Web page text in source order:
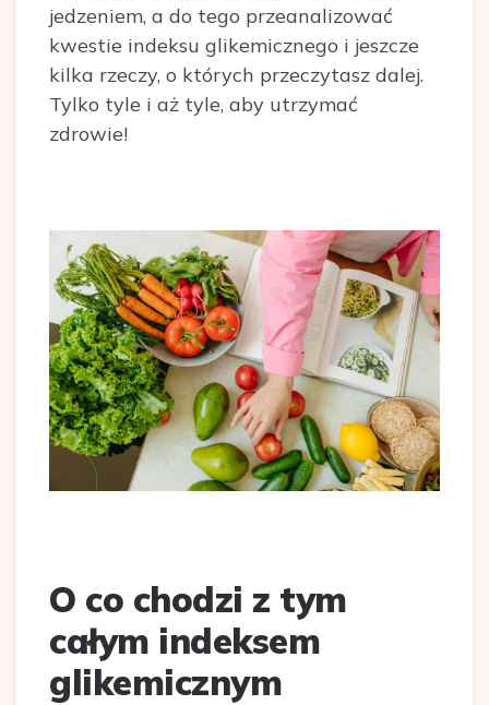
jedzeniem, a do tego przeanalizować
kwestie indeksu glikemicznego i jeszcze
kilka rzeczy, o których przeczytasz dalej.
Tylko tyle i aż tyle, aby utrzymać
zdrowie!
O co chodzi z tym
całym indeksem
glikemicznym